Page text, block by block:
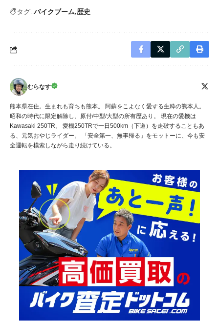
タグ: バイクブーム 歴史
むらなす
熊本県在住。生まれも育ちも熊本。 阿蘇をこよなく愛する生粋の熊本人。
昭和の時代に限定解除し、原付/中型/大型の所有歴あり。 現在の愛機は
Kawasaki 250TR。 愛機250TRで一日500km（下道）を走破することもあ
る、元気おやじライダー。 「安全第一、無事帰る」をモットーに、今も安
全運転を模索しながら走り続けている。